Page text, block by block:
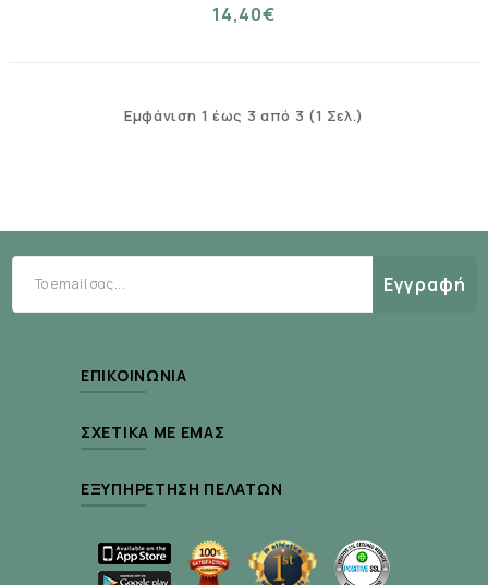
14,40€
Εμφάνιση 1 έως 3 από 3 (1 Σελ.)
Εγγραφή
ΕΠΙΚΟΙΝΩΝΊΑ
ΣΧΕΤΙΚΆ ΜΕ ΕΜΆΣ
ΕΞΥΠΗΡΈΤΗΣΗ ΠΕΛΑΤΏΝ